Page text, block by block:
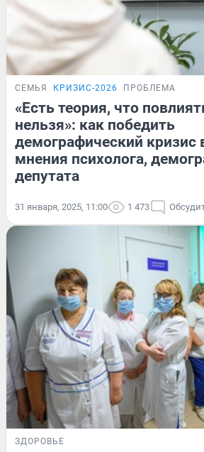
СЕМЬЯ КРИЗИС-2026 ПРОБЛЕМА
«Есть теория, что
нельзя»: как победить
демографический кризис
мнения психолога,
депутата
31 января, 2025, 11:00 1 473
ЗДОРОВЬЕ